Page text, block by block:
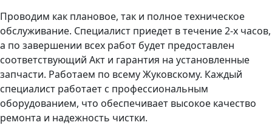
Проводим как плановое, так и полное техническое
обслуживание. Специалист приедет в течение 2-х часов,
а по завершении всех работ будет предоставлен
соответствующий Акт и гарантия на установленные
запчасти. Работаем по всему Жуковскому. Каждый
специалист работает с профессиональным
оборудованием, что обеспечивает высокое качество
ремонта и надежность чистки.